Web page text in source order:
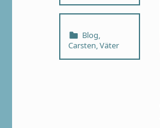
Categorized in:
Blog,
Carsten,Väter